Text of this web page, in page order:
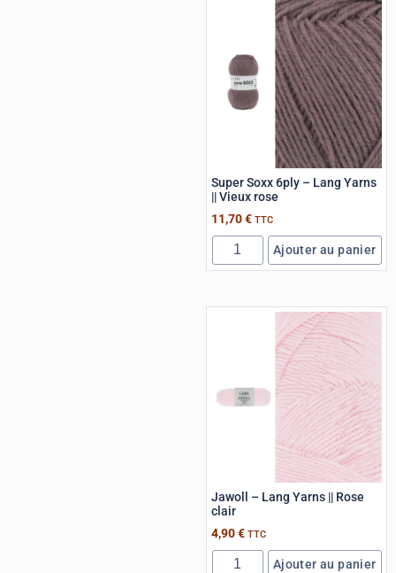
Super Soxx 6ply – Lang Yarns
|| Vieux rose
11,70€ TTC
Ajouter au panier
Jawoll – Lang Yarns || Rose
clair
4,90€ TTC
Ajouter au panier